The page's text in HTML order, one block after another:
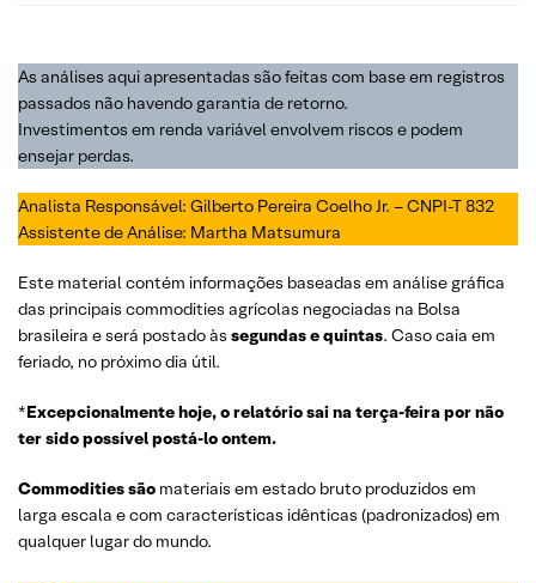
As análises aqui apresentadas são feitas com base em registros
passados não havendo garantia de retorno.
Investimentos em renda variável envolvem riscos e podem
ensejar perdas.
Analista Responsável: Gilberto Pereira Coelho Jr. – CNPI-T 832
Assistente de Análise: Martha Matsumura
Este material contém informações baseadas em análise gráfica
das principais commodities agrícolas negociadas na Bolsa
brasileira e será postado às segundas e quintas. Caso caia em
feriado, no próximo dia útil.
*Excepcionalmente hoje, o relatório sai na terça-feira por não
ter sido possível postá-lo ontem.
Commodities são materiais em estado bruto produzidos em
larga escala e com características idênticas (padronizados) em
qualquer lugar do mundo.